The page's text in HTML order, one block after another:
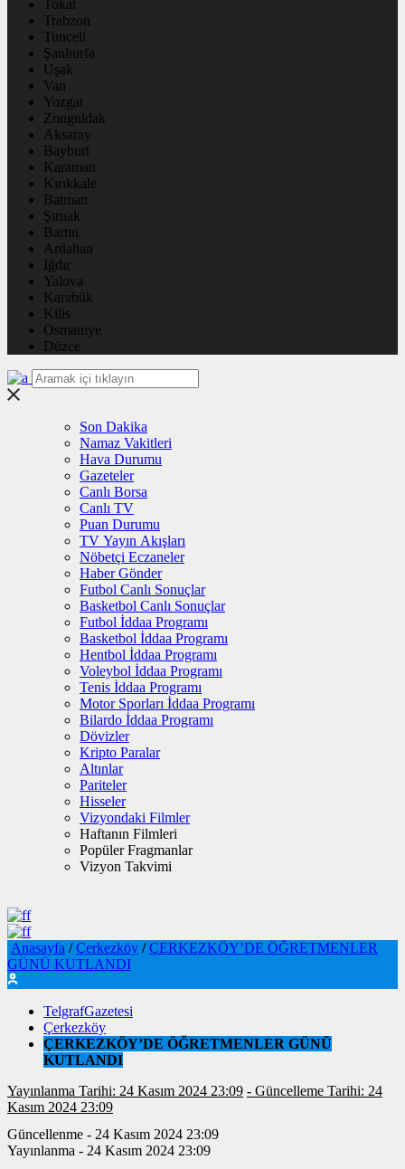
Tokat
Trabzon
Tunceli
Şanlıurfa
Uşak
Van
Yozgat
Zonguldak
Aksaray
Bayburt
Karaman
Kırıkkale
Batman
Şırnak
Bartın
Ardahan
Iğdır
Yalova
Karabük
Kilis
Osmaniye
Düzce
Son Dakika
Namaz Vakitleri
Hava Durumu
Gazeteler
Canlı Borsa
Canlı TV
Puan Durumu
TV Yayın Akışları
Nöbetçi Eczaneler
Haber Gönder
Futbol Canlı Sonuçlar
Basketbol Canlı Sonuçlar
Futbol İddaa Programı
Basketbol İddaa Programı
Hentbol İddaa Programı
Voleybol İddaa Programı
Tenis İddaa Programı
Motor Sporları İddaa Programı
Bilardo İddaa Programı
Dövizler
Kripto Paralar
Altınlar
Pariteler
Hisseler
Vizyondaki Filmler
Haftanın Filmleri
Popüler Fragmanlar
Vizyon Takvimi
Anasayfa / Çerkezköy / ÇERKEZKÖY’DE ÖĞRETMENLER
GÜNÜ KUTLANDI
TelgrafGazetesi
Çerkezköy
ÇERKEZKÖY’DE ÖĞRETMENLER GÜNÜ
KUTLANDI
Yayınlanma Tarihi: 24 Kasım 2024 23:09 - Güncelleme Tarihi: 24
Kasım 2024 23:09
Güncellenme - 24 Kasım 2024 23:09
Yayınlanma - 24 Kasım 2024 23:09